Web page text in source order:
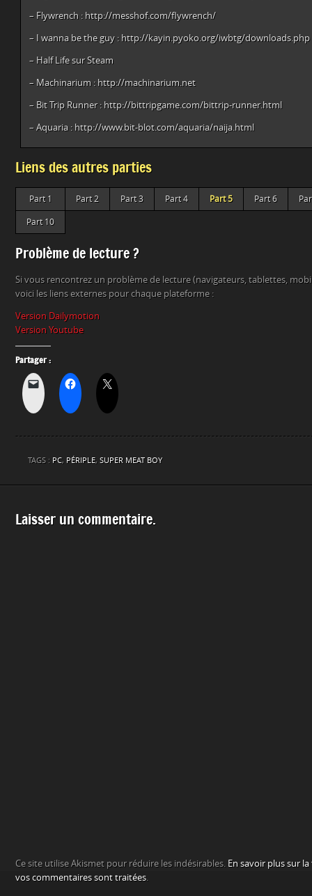
– Flywrench : http://messhof.com/flywrench/
– I wanna be the guy : http://kayin.pyoko.org/iwbtg/downloads.php
– Half Life sur Steam
– Machinarium : http://machinarium.net
– Bit Trip Runner : http://bittripgame.com/bittrip-runner.html
– Aquaria : http://www.bit-blot.com/aquaria/naija.html
Liens des autres parties
Part 1 Part 2 Part 3 Part 4 Part 5 Part 6
Part 10
Problème de lecture ?
Si vous rencontrez un problème de lecture (navigateurs, tablettes,
voici les liens externes pour chaque plateforme :
Version Dailymotion
Version Youtube
Partager :
TAGS : PC, PÉRIPLE, SUPER MEAT BOY
Laisser un commentaire.
Ce site utilise Akismet pour réduire les indésirables. En savoir plus sur
vos commentaires sont traitées.